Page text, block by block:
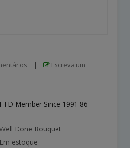
|
Escreva um
FTD Member Since 1991 86-
Well Done Bouquet
Em estoque